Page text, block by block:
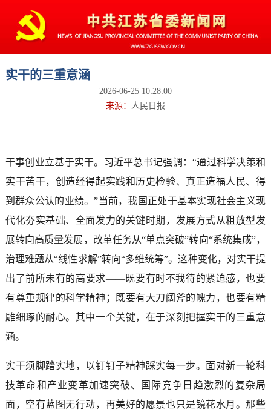
实干的三重意涵
2026-06-25 10:28:00
来源：
人民日报
干事创业立基于实干。习近平总书记强调：“通过科学决策和
实干苦干，创造经得起实践和历史检验、真正造福人民、得
到群众公认的业绩。”当前，我国正处于基本实现社会主义现
代化夯实基础、全面发力的关键时期，发展方式从粗放型发
展转向高质量发展，改革任务从“单点突破”转向“系统集成”，
治理难题从“线性求解”转向“多维统筹”。这种变化，对实干提
出了前所未有的高要求——既要有时不我待的紧迫感，也要
有尊重规律的科学精神；既要有大刀阔斧的魄力，也要有精
雕细琢的耐心。其中一个关键，在于深刻把握实干的三重意
涵。
实干须脚踏实地，以钉钉子精神踩实每一步。面对新一轮科
技革命和产业变革加速突破、国际竞争日趋激烈的复杂局
面，空有蓝图无行动，再美好的愿景也只是镜花水月。那些